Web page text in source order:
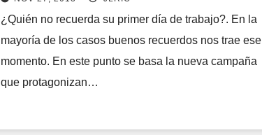
¿Quién no recuerda su primer día de trabajo?. En la
mayoría de los casos buenos recuerdos nos trae ese
momento. En este punto se basa la nueva campaña
que protagonizan…